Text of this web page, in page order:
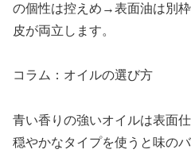
の個性は控えめ→表面油は別
皮が両立します。
コラム：オイルの選び方
青い香りの強いオイルは表面
穏やかなタイプを使うと味の